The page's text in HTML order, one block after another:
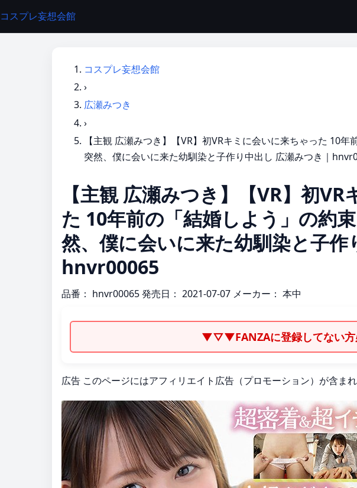
コスプレ妄想会館
コスプレ妄想会館
›
広瀬みつき
›
【主観 広瀬みつき】【VR】初VRキミに会いに来ちゃった 10
突然、僕に会いに来た幼馴染と子作り中出し 広瀬みつき｜
【主観 広瀬みつき】【VR】初
た 10年前の「結婚しよう」の約
然、僕に会いに来た幼馴染と子作
hnvr00065
品番： hnvr00065発売日： 2021-07-07 メーカー： 本中
▼▽▼FANZAに登録してない
広告 このページにはアフィリエイト広告（プロモーション）が含まれ